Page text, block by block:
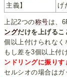
主義】
げ
上記2つの称号は、
ングだけを上げる
個以上付けられなく
もし差を3個以上付
ンドリングに振りす
セルシオの場合はガ